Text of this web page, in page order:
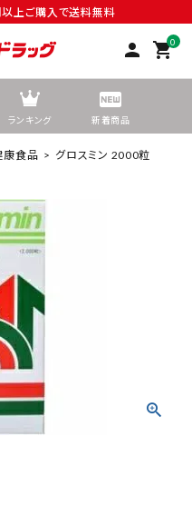
上ご購入で送料無料
person 0
shopping_cart
ランキング 新着商品
search
康食品 グロスミン 2000粒